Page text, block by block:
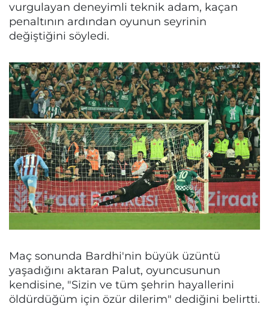
vurgulayan deneyimli teknik adam, kaçan
penaltının ardından oyunun seyrinin
değiştiğini söyledi.
Maç sonunda Bardhi'nin büyük üzüntü
yaşadığını aktaran Palut, oyuncusunun
kendisine, "Sizin ve tüm şehrin hayallerini
öldürdüğüm için özür dilerim" dediğini belirtti.